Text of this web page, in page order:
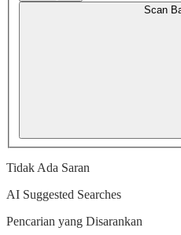
Scan
Tidak Ada Saran
AI Suggested Searches
Pencarian yang Disarankan